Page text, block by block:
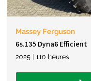
Massey Ferguson
6s.135 Dyna6 Efficient
2025 | 110 heures